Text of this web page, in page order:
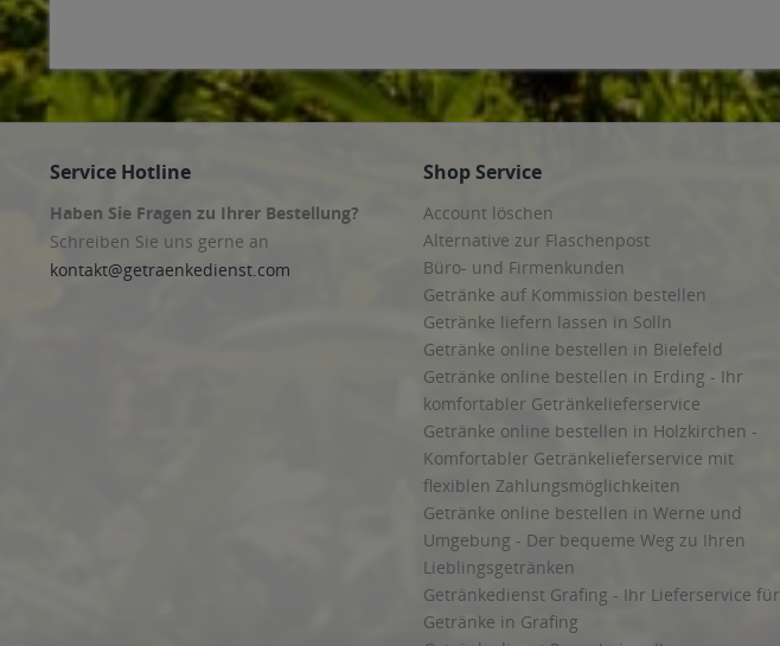
Service Hotline
Haben Sie Fragen zu Ihrer Bestellung?
Schreiben Sie uns gerne an
kontakt@getraenkedienst.com
Shop Service
Account löschen
Alternative zur Flaschenpost
Büro- und Firmenkunden
Getränke auf Kommission bestellen
Getränke liefern lassen in Solln
Getränke online bestellen in Bielefeld
Getränke online bestellen in Erding - Ihr
komfortabler Getränkelieferservice
Getränke online bestellen in Holzkirchen -
Komfortabler Getränkelieferservice mit
flexiblen Zahlungsmöglichkeiten
Getränke online bestellen in Werne und
Umgebung - Der bequeme Weg zu Ihren
Lieblingsgetränken
Getränkedienst Grafing - Ihr Lieferservice für
Getränke in Grafing